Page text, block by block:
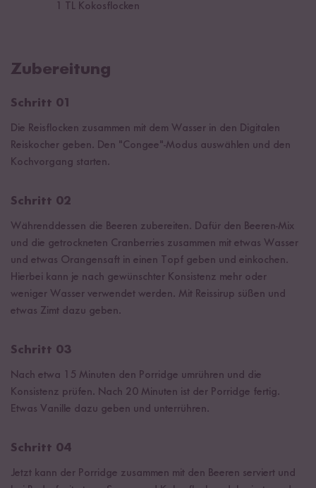
1 TL Kokosflocken
Zubereitung
Schritt 01
Die Reisflocken zusammen mit dem Wasser in den Digitalen
Reiskocher geben. Den "Congee"-Modus auswählen und den
Kochvorgang starten.
Schritt 02
Währenddessen die Beeren zubereiten. Dafür den Beeren-Mix
und die getrockneten Cranberries zusammen mit etwas Wasser
und etwas Orangensaft in einen Topf geben und einkochen.
Hierbei kann je nach gewünschter Konsistenz mehr oder
weniger Wasser verwendet werden. Mit Reissirup süßen und
etwas Zimt dazu geben.
Schritt 03
Nach etwa 15 Minuten den Porridge umrühren und die
Konsistenz prüfen. Nach 20 Minuten ist der Porridge fertig.
Etwas Vanille dazu geben und unterrühren.
Schritt 04
Jetzt kann der Porridge zusammen mit den Beeren serviert und